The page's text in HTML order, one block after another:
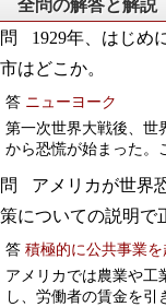
全問の解答と解説
1929年、はじめ
市はどこか。
答 ニューヨーク
第一次世界大戦後、世
から恐慌が始まった。
アメリカが世界
策についての説明で
答 積極的に公共事業を
アメリカでは農業や工
し、労働者の賃金を